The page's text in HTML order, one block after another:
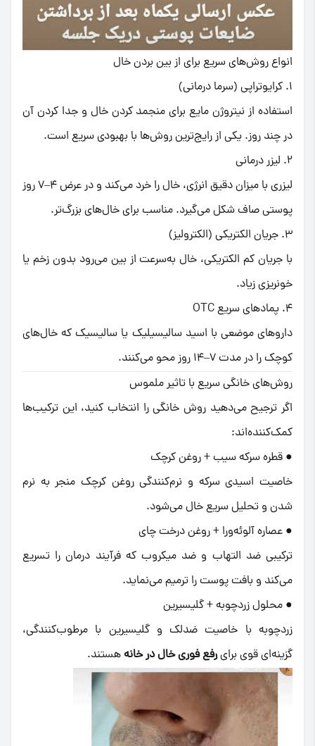
انواع روش‌های سریع برای از بین بردن خال
۱. کرایوتراپی (سرما درمانی)
استفاده از نیتروژن مایع برای منجمد کردن خال و جدا کردن آن
در چند روز. یکی از رایج‌ترین روش‌ها با بهبودی سریع است.
۲. لیزر درمانی
لیزری با میزان دقیق انرژی، خال را خرد می‌کند و در عرض ۴–۷ روز
پوستی صاف شکل می‌گیرد. مناسب برای خال‌های بزرگ‌تر.
۳. جریان الکتریکی (الکترولیز)
با جریان کم الکتریکی، خال به‌سرعت از بین می‌رود بدون زخم یا
خونریزی زیاد.
۴. پمادهای سریع OTC
داروهای موضعی با اسید سالیسیلیک یا سالیسیک که خال‌های
کوچک را در مدت ۷–۱۴ روز محو می‌کنند.
روش‌های خانگی سریع با تاثیر ملموس
اگر ترجیح می‌دهید روش خانگی را انتخاب کنید، این ترکیب‌ها
کمک‌کننده‌اند:
● قطره سرکه سیب + روغن کرچک
خاصیت اسیدی سرکه و نرم‌کنندگی روغن کرچک منجر به نرم
شدن و تحلیل سریع خال می‌شود.
● عصاره آلوئه‌ورا + روغن درخت چای
ترکیبی ضد التهاب و ضد میکروب که فرآیند درمان را تسریع
می‌کند و بافت پوست را ترمیم می‌نماید.
● محلول زردچوبه + گلیسیرین
زردچوبه با خاصیت ضدلک و گلیسیرین با مرطوب‌کنندگی،
گزینه‌ای قوی برایرفع فوری خال در خانههستند.